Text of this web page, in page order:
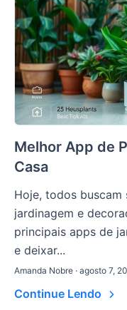
Melhor App de
Casa
Hoje, todos buscam
jardinagem e
principais apps de
e deixar...
Amanda Nobre · agosto 7,
Continue Lendo